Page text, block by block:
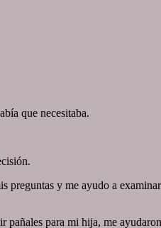
que necesitaba.
preguntas y me ayudo a
pañales para mi hija, me